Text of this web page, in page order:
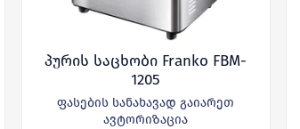
პურის საცხობი Franko FBM-
1205
ფასების სანახავად გაიარეთ
ავტორიზაცია